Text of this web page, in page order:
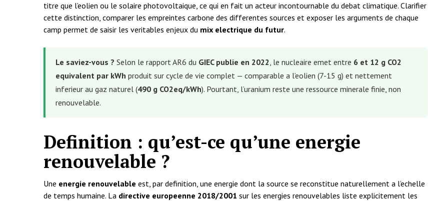
titre que l’eolien ou le solaire photovoltaique, ce qui en fait un acteur incontournable du debat climatique. Clarifier
cette distinction, comparer les empreintes carbone des differentes sources et exposer les arguments de chaque
camp permet de saisir les veritables enjeux du mix electrique du futur.
Le saviez-vous ? Selon le rapport AR6 du GIEC publie en 2022, le nucleaire emet entre 6 et 12 g CO2
equivalent par kWh produit sur cycle de vie complet — comparable a l’eolien (7-15 g) et nettement
inferieur au gaz naturel (490 g CO2eq/kWh). Pourtant, l’uranium reste une ressource minerale finie, non
renouvelable.
Definition : qu’est-ce qu’une energie
renouvelable ?
Une energie renouvelable est, par definition, une energie dont la source se reconstitue naturellement a l’echelle
de temps humaine. La directive europeenne 2018/2001 sur les energies renouvelables liste explicitement les